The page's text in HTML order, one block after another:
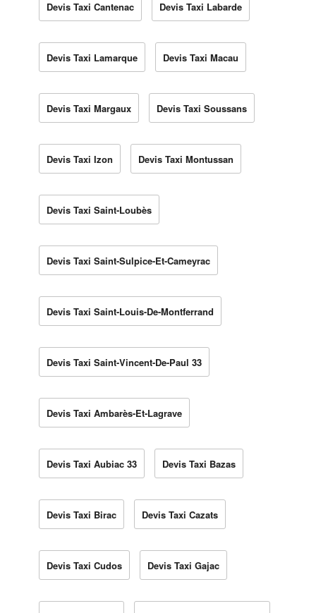
Devis Taxi Cantenac Devis Taxi Labarde
Devis Taxi Lamarque Devis Taxi Macau
Devis Taxi Margaux Devis Taxi Soussans
Devis Taxi Izon Devis Taxi Montussan
Devis Taxi Saint-Loubès
Devis Taxi Saint-Sulpice-Et-Cameyrac
Devis Taxi Saint-Louis-De-Montferrand
Devis Taxi Saint-Vincent-De-Paul 33
Devis Taxi Ambarès-Et-Lagrave
Devis Taxi Aubiac 33 Devis Taxi Bazas
Devis Taxi Birac Devis Taxi Cazats
Devis Taxi Cudos Devis Taxi Gajac